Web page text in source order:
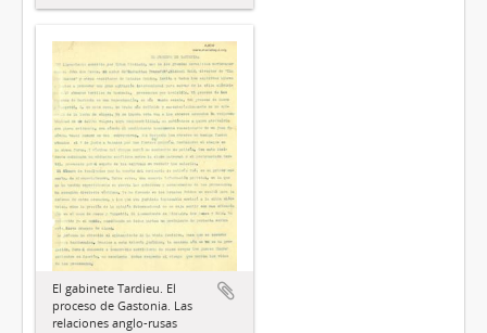
El gabinete Tardieu. El
proceso de Gastonia. Las
relaciones anglo-rusas